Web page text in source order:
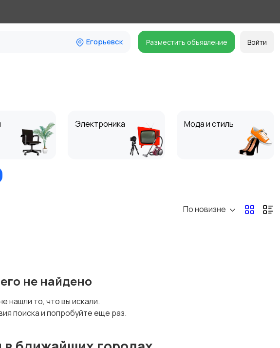
Егорьевск Разместить объявление Войти
Электроника Мода и стиль
По новизне
не найдено
нашли то, что вы искали.
поиска и попробуйте еще раз.